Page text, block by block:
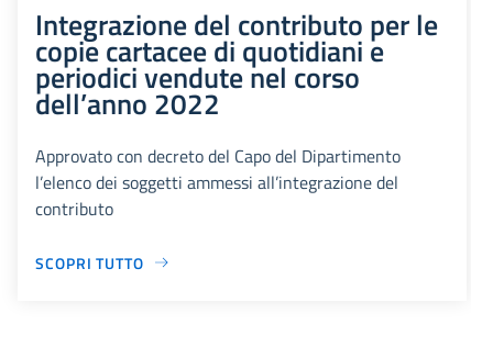
Integrazione del contributo per le
copie cartacee di quotidiani e
periodici vendute nel corso
dell’anno 2022
Approvato con decreto del Capo del Dipartimento
l’elenco dei soggetti ammessi all’integrazione del
contributo
SCOPRI TUTTO